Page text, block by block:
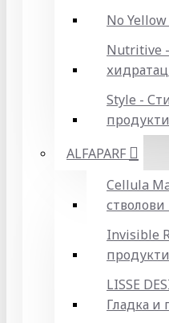
No Yellow
Nutritive
Style -
продукти
ALFAPARF
Cellula
стволови
Invisible
LISSE
Гладка и